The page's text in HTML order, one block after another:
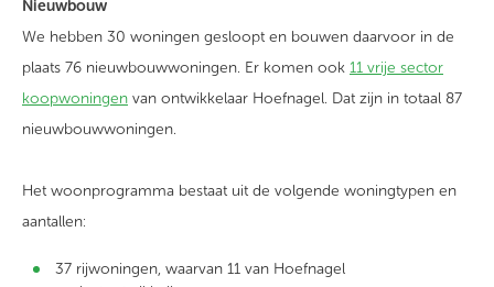
Nieuwbouw
We hebben 30 woningen gesloopt en bouwen daarvoor in de
plaats 76 nieuwbouwwoningen. Er komen ook 11 vrije sector
koopwoningen van ontwikkelaar Hoefnagel. Dat zijn in totaal 87
nieuwbouwwoningen.
Het woonprogramma bestaat uit de volgende woningtypen en
aantallen:
37 rijwoningen, waarvan 11 van Hoefnagel